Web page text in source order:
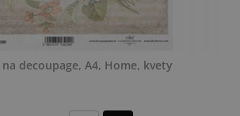
decoupage, A4, Home, kvety